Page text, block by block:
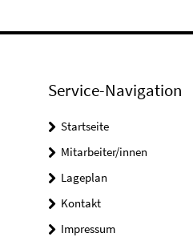
Service-Navigation
Startseite
Mitarbeiter/innen
Lageplan
Kontakt
Impressum